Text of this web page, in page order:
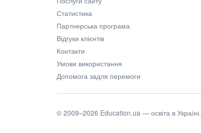
Статистика
Партнерська програма
Відгуки клієнтів
Контакти
Умови використання
Допомога задля перемоги
© 2009–2026 Education.ua — освіта в Україні.